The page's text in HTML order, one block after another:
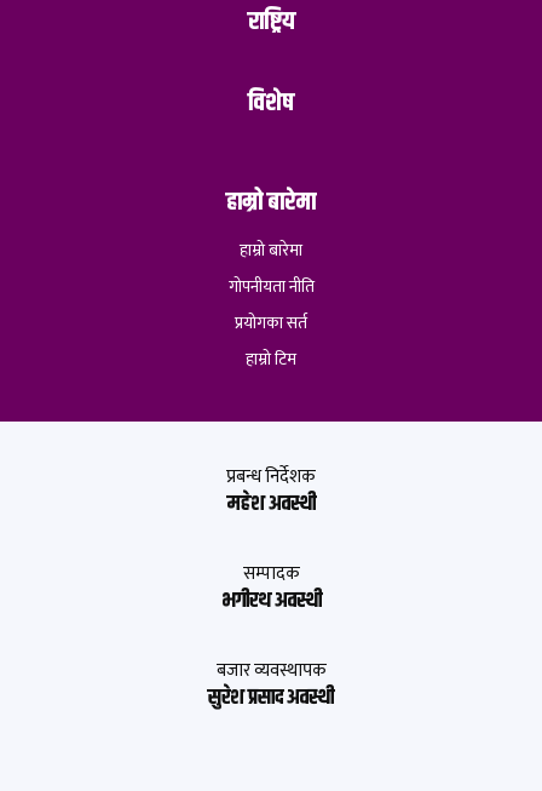
राष्ट्रिय
विशेष
हाम्रो बारेमा
हाम्रो बारेमा
गोपनीयता नीति
प्रयोगका सर्त
हाम्रो टिम
प्रबन्ध निर्देशक
महेश अवस्थी
सम्पादक
भगीरथ अवस्थी
बजार व्यवस्थापक
सुरेश प्रसाद अवस्थी